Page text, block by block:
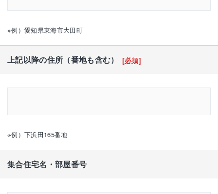
※例）愛知県東海市大田町
上記以降の住所（番地も含む） [必須]
※例）下浜田165番地
集合住宅名・部屋番号